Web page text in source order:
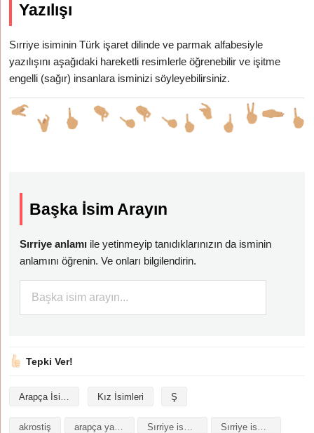
Yazılışı
Sırriye isiminin Türk işaret dilinde ve parmak alfabesiyle
yazılışını aşağıdaki hareketli resimlerle öğrenebilir ve işitme
engelli (sağır) insanlara isminizi söyleyebilirsiniz.
Başka İsim Arayın
Sırriye anlamı ile yetinmeyip tanıdıklarınızın da isminin
anlamını öğrenin. Ve onları bilgilendirin.
Tepki Ver!
Arapça İsimler Kız İsimleri Ş
akrostiş arapça yazılışı